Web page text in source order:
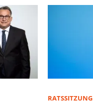
RATSSITZUNG